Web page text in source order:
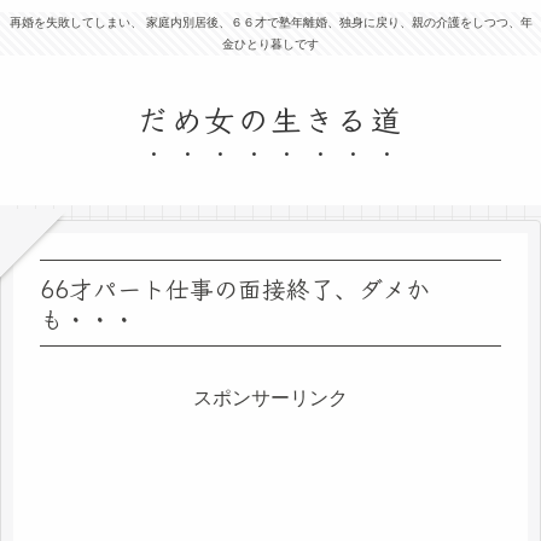
再婚を失敗してしまい、 家庭内別居後、６６才で塾年離婚、独身に戻り、親の介護をしつつ、年
金ひとり暮しです
だめ女の生きる道
66才パート仕事の面接終了、ダメか
も・・・
スポンサーリンク